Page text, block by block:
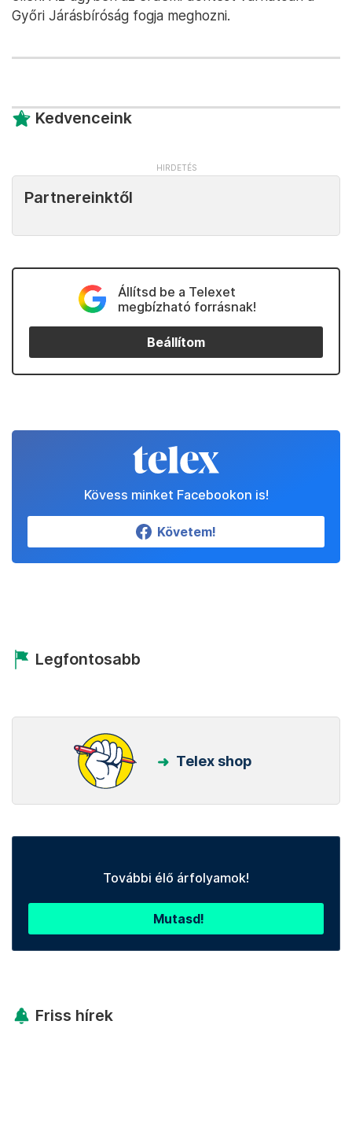
Győri Járásbíróság fogja meghozni.
Kedvenceink
Partnereinktől
Állítsd be a Telexet
megbízható forrásnak!
Beállítom
Kövess minket Facebookon is!
Követem!
Legfontosabb
Telex shop
További élő árfolyamok!
Mutasd!
Friss hírek